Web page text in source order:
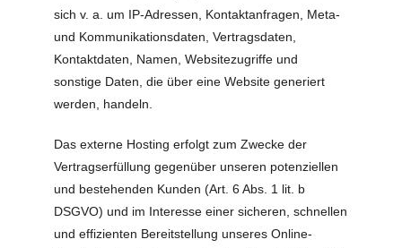
sich v. a. um IP-Adressen, Kontaktanfragen, Meta-
und Kommunikationsdaten, Vertragsdaten,
Kontaktdaten, Namen, Websitezugriffe und
sonstige Daten, die über eine Website generiert
werden, handeln.
Das externe Hosting erfolgt zum Zwecke der
Vertragserfüllung gegenüber unseren potenziellen
und bestehenden Kunden (Art. 6 Abs. 1 lit. b
DSGVO) und im Interesse einer sicheren, schnellen
und effizienten Bereitstellung unseres Online-